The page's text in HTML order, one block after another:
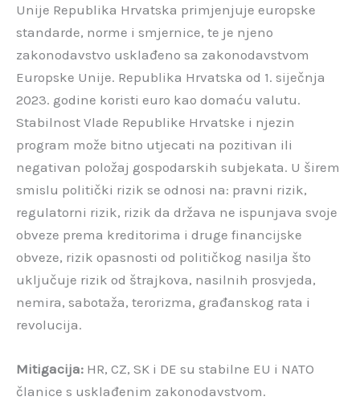
Unije Republika Hrvatska primjenjuje europske
standarde, norme i smjernice, te je njeno
zakonodavstvo usklađeno sa zakonodavstvom
Europske Unije. Republika Hrvatska od 1. siječnja
2023. godine koristi euro kao domaću valutu.
Stabilnost Vlade Republike Hrvatske i njezin
program može bitno utjecati na pozitivan ili
negativan položaj gospodarskih subjekata. U širem
smislu politički rizik se odnosi na: pravni rizik,
regulatorni rizik, rizik da država ne ispunjava svoje
obveze prema kreditorima i druge financijske
obveze, rizik opasnosti od političkog nasilja što
uključuje rizik od štrajkova, nasilnih prosvjeda,
nemira, sabotaža, terorizma, građanskog rata i
revolucija.
Mitigacija: HR, CZ, SK i DE su stabilne EU i NATO
članice s usklađenim zakonodavstvom.